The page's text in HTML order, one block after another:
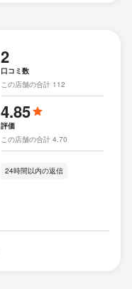
2
口コミ数
この店舗の合計 112
4.85
評価
この店舗の合計 4.70
24時間以内の返信